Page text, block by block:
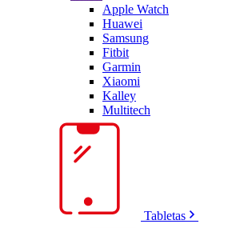
Apple Watch
Huawei
Samsung
Fitbit
Garmin
Xiaomi
Kalley
Multitech
Tabletas